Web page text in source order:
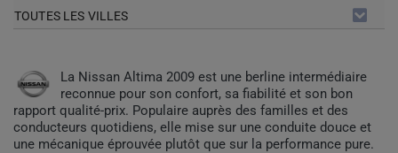
TOUTES LES VILLES
La Nissan Altima 2009 est une berline intermédiaire
reconnue pour son confort, sa fiabilité et son bon
rapport qualité-prix. Populaire auprès des familles et des
conducteurs quotidiens, elle mise sur une conduite douce et
une mécanique éprouvée plutôt que sur la performance pure.